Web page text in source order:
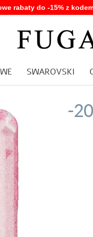
rabaty do -15% z
SWAROVSKI
-